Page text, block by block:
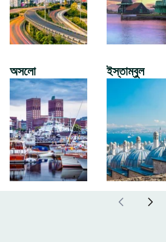
অসলো ইস্তাম্বুল